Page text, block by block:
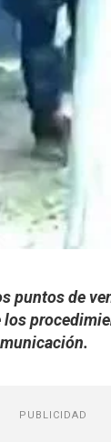
de
PUBLICIDAD